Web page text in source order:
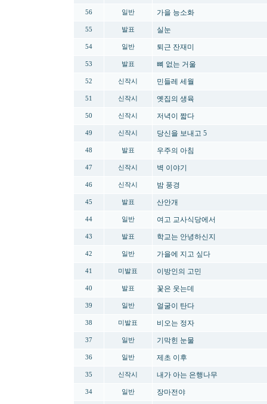
56 일반 가을 능소화
55 발표 실눈
54 일반 퇴근 잔재미
53 발표 뼈 없는 거울
52 신작시 민들레 세월
51 신작시 옛집의 생육
50 신작시 저녁이 짧다
49 신작시 당신을 보내고 5
48 발표 우주의 아침
47 신작시 벽 이야기
46 신작시 밤 풍경
45 발표 산안개
44 일반 여고 교사식당에서
43 발표 학교는 안녕하신지
42 일반 가을에 지고 싶다
41 미발표 이방인의 고민
40 발표 꽃은 웃는데
39 일반 얼굴이 탄다
38 미발표 비오는 정자
37 일반 기막힌 눈물
36 일반 제초 이후
35 신작시 내가 아는 은행나무
34 일반 장마전야